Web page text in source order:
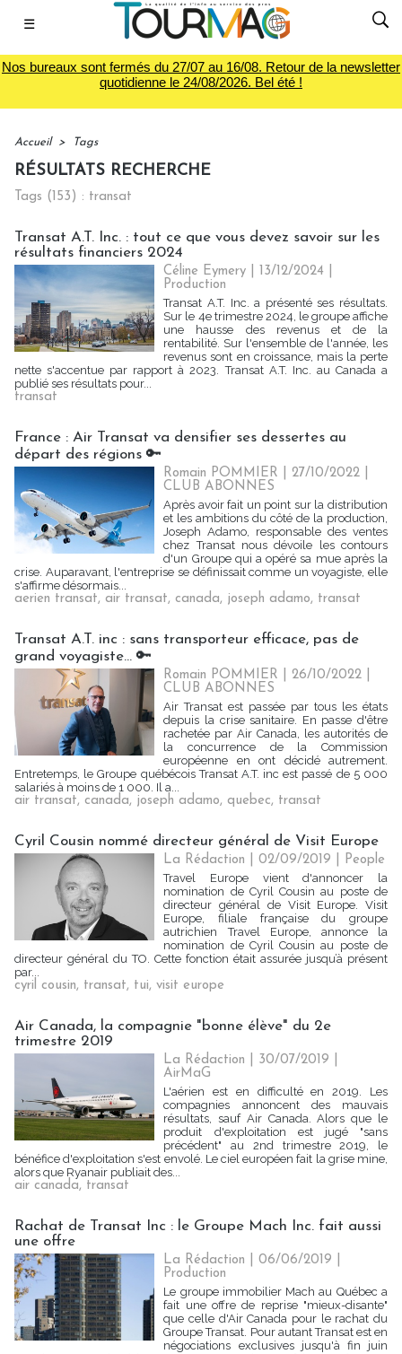
☰
Nos bureaux sont fermés du 27/07 au 16/08. Retour de la newsletter
quotidienne le 24/08/2026. Bel été !
Accueil > Tags
RÉSULTATS RECHERCHE
Tags (153) : transat
Transat A.T. Inc. : tout ce que vous devez savoir sur les
résultats financiers 2024
Céline Eymery | 13/12/2024
Production
Transat A.T. Inc. a présenté ses résultats.
Sur le 4e trimestre 2024, le groupe affiche
une hausse des revenus et de la
rentabilité. Sur l'ensemble de l'année, les
revenus sont en croissance, mais la perte
nette s'accentue par rapport à 2023. Transat A.T. Inc. au Canada a
publié ses résultats pour...
transat
France : Air Transat va densifier ses dessertes au
départ des régions 🔑
Romain POMMIER | 27/10/2022
CLUB ABONNES
Après avoir fait un point sur la distribution
et les ambitions du côté de la production,
Joseph Adamo, responsable des ventes
chez Transat nous dévoile les contours
d'un Groupe qui a opéré sa mue après la
crise. Auparavant, l'entreprise se définissait comme un voyagiste, elle
s'affirme désormais...
aerien transat, air transat, canada, joseph adamo, transat
Transat A.T. inc : sans transporteur efficace, pas de
grand voyagiste... 🔑
Romain POMMIER | 26/10/2022
CLUB ABONNES
Air Transat est passée par tous les états
depuis la crise sanitaire. En passe d'être
rachetée par Air Canada, les autorités de
la concurrence de la Commission
européenne en ont décidé autrement.
Entretemps, le Groupe québécois Transat A.T. inc est passé de 5 000
salariés à moins de 1 000. Il a...
air transat, canada, joseph adamo, quebec, transat
Cyril Cousin nommé directeur général de Visit Europe
La Rédaction | 02/09/2019
People
Travel Europe vient d'annoncer la
nomination de Cyril Cousin au poste de
directeur général de Visit Europe. Visit
Europe, filiale française du groupe
autrichien Travel Europe, annonce la
nomination de Cyril Cousin au poste de
directeur général du TO. Cette fonction était assurée jusqu’à présent
par...
cyril cousin, transat, tui, visit europe
Air Canada, la compagnie "bonne élève" du 2e
trimestre 2019
La Rédaction | 30/07/2019
AirMaG
L'aérien est en difficulté en 2019. Les
compagnies annoncent des mauvais
résultats, sauf Air Canada. Alors que le
produit d'exploitation est jugé "sans
précédent" au 2nd trimestre 2019, le
bénéfice d'exploitation s'est envolé. Le ciel européen fait la grise mine,
alors que Ryanair publiait des...
air canada, transat
Rachat de Transat Inc : le Groupe Mach Inc. fait aussi
une offre
La Rédaction | 06/06/2019
Production
Le groupe immobilier Mach au Québec a
fait une offre de reprise "mieux-disante"
que celle d'Air Canada pour le rachat du
Groupe Transat. Pour autant Transat est en
négociations exclusives jusqu'à fin juin